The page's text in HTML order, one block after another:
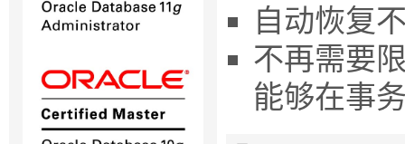
自动恢复
不再需要
能够在事